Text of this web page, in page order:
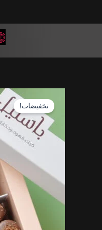
تخفيضات!